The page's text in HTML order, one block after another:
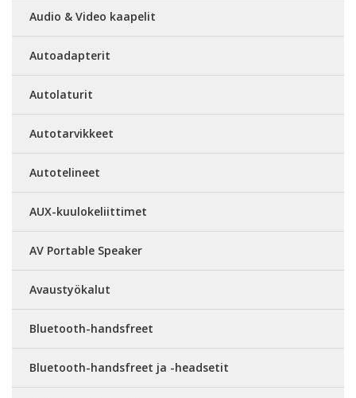
Audio & Video kaapelit
Autoadapterit
Autolaturit
Autotarvikkeet
Autotelineet
AUX-kuulokeliittimet
AV Portable Speaker
Avaustyökalut
Bluetooth-handsfreet
Bluetooth-handsfreet ja -headsetit